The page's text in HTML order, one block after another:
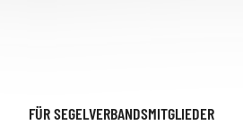
FÜR SEGELVERBANDSMITGLIEDER